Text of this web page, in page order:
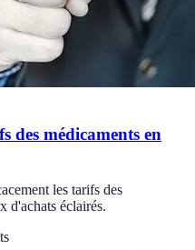
des médicaments en
les tarifs des
d'achats éclairés.